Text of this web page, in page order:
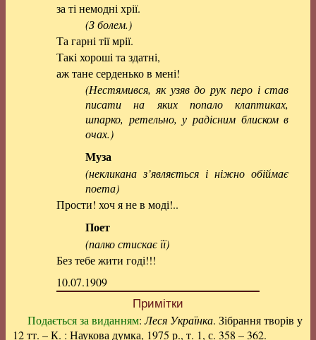
за ті немодні хрії.
(З болем.)
Та гарні тії мрії.
Такі хороші та здатні,
аж тане серденько в мені!
(Нестямився, як узяв до рук перо і став
писати на яких попало клаптиках,
шпарко, ретельно, у радісним блиском в
очах.)
Муза
(некликана з’являється і ніжно обіймає
поета)
Прости! хоч я не в моді!..
Поет
(палко стискає її)
Без тебе жити годі!!!
10.07.1909
Примітки
Подається за виданням:Леся Українка. Зібрання творів у
12 тт. – К. : Наукова думка, 1975 р., т. 1, с. 358 – 362.